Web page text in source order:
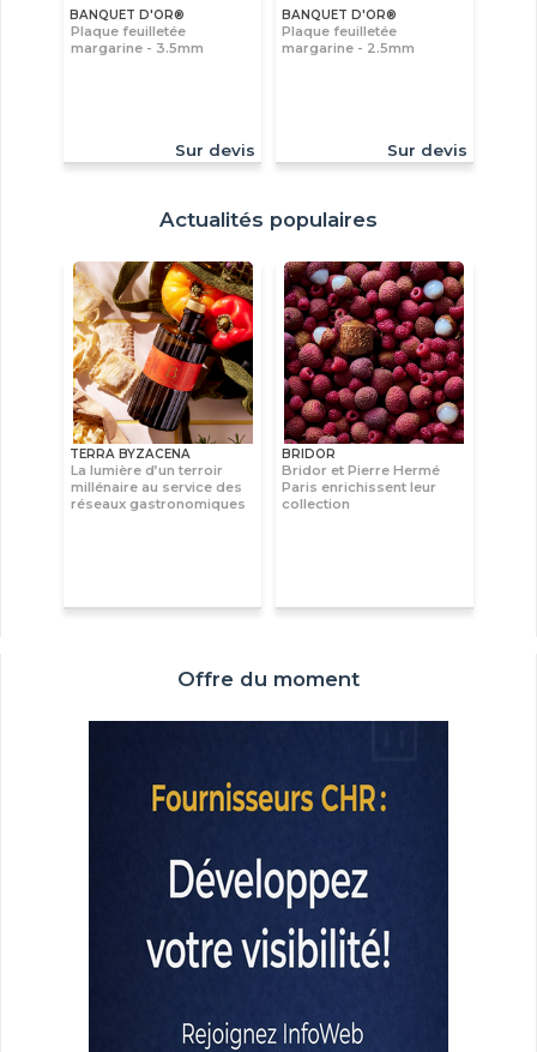
BANQUET D'OR®
Plaque feuilletée
margarine - 3.5mm
Sur devis
BANQUET D'OR®
Plaque feuilletée
margarine - 2.5mm
Sur devis
Actualités populaires
TERRA BYZACENA
La lumière d’un terroir
millénaire au service des
réseaux gastronomiques
BRIDOR
Bridor et Pierre Hermé
Paris enrichissent leur
collection
Offre du moment